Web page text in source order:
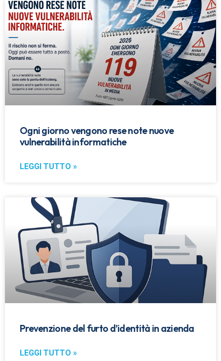
Ogni giorno vengono rese note nuove
vulnerabilità informatiche
LEGGI TUTTO »
Prevenzione del furto d’identità in azienda
LEGGI TUTTO »